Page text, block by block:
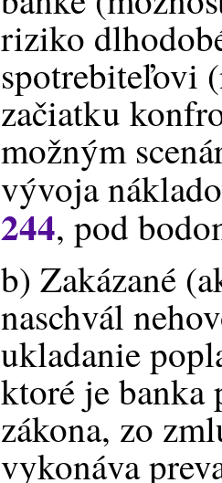
riziko
spotrebiteľovi
začiatku
možným
vývoja
244, pod
b) Zakázané
naschvál
ukladanie
ktoré je banka
zákona, zo
vykonáva